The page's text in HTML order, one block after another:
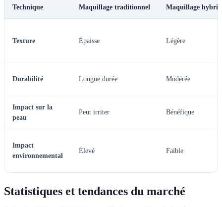
Technique Maquillage traditionnel Maquillage
Texture Épaisse Légère
Durabilité Longue durée Modérée
Impact sur la
peau
Peut irriter Bénéfique
Impact
environnemental
Élevé Faible
Statistiques et tendances du marché